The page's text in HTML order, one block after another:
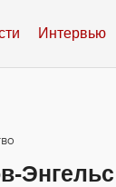
Интервью
Энгельс